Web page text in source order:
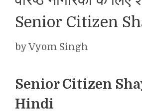
Senior Citizen
byVyom Singh
Senior Citizen
Hindi